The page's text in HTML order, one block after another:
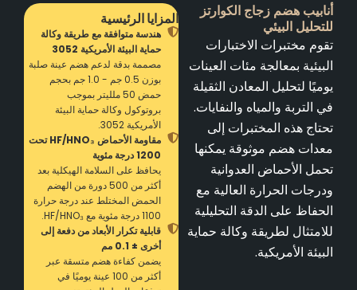
أنابيب هضم زجاج الكوارتز
للتحليل البيئي
تقوم مختبرات الاختبارات
البيئية بمعالجة مئات العينات
يوميًا لتحليل المعادن الثقيلة
في التربة والمياه والنفايات.
تحتاج هذه المختبرات إلى
معدات هضم موثوقة يمكنها
تحمل الأحماض العدوانية
ودرجات الحرارة العالية مع
الحفاظ على الدقة التحليلية
للامتثال لطريقة وكالة حماية
البيئة الأمريكية.
المزايا الرئيسية
هندسة متوافقة مع طريقة وكالة
حماية البيئة الأمريكية 3052
مصممة بدقة لدعم هضم عينة صلبة
بوزن 0.5 جم - 1.0 جم بحجم
حمض 50 ملليتر بموجب
بروتوكول وكالة حماية البيئة
الأمريكية 3052.
مقاومة الأحماض HF/HNO₃ تحت
1200 درجة مئوية
يحافظ على السلامة الهيكلية بعد
أكثر من 500 دورة من الهضم
الحمض المختلط عند درجة حرارة
1100 درجة مئوية مع HF/HNO₃.
قابلية تكرار الأبعاد من دفعة إلى
أخرى ± 0.1 مم
يضمن كفاءة هضم متسقة عبر
أكثر من 100 عينة يوميًا في